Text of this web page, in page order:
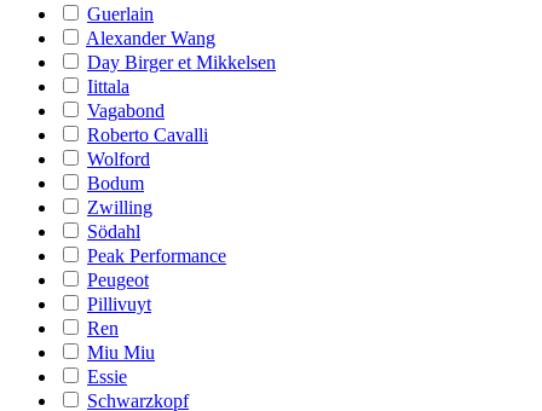
Guerlain
Alexander Wang
Day Birger et Mikkelsen
Iittala
Vagabond
Roberto Cavalli
Wolford
Bodum
Zwilling
Södahl
Peak Performance
Peugeot
Pillivuyt
Ren
Miu Miu
Essie
Schwarzkopf